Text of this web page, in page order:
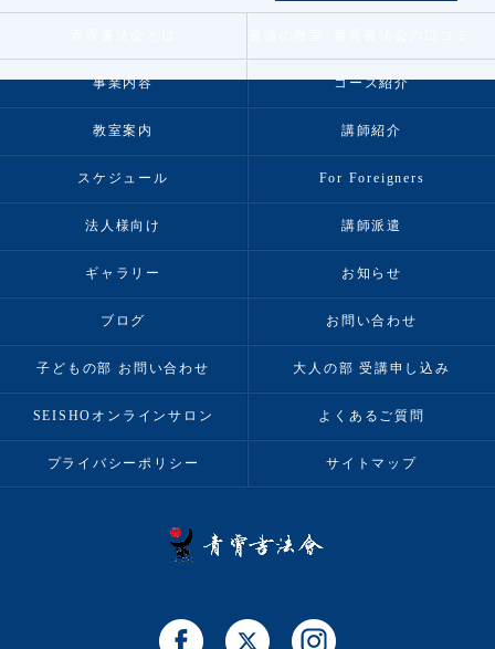
事業内容 コース紹介
教室案内 講師紹介
スケジュール For Foreigners
法人様向け 講師派遣
ギャラリー お知らせ
ブログ お問い合わせ
子どもの部 お問い合わせ 大人の部 受講申し込み
SEISHOオンラインサロン よくあるご質問
プライバシーポリシー サイトマップ